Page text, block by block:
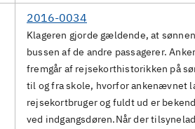
2016-0034
Klageren gjorde gældende, at
bussen af de andre passagerer.
fremgår af rejsekorthistorikken på
til og fra skole, hvorfor ankenævnet
rejsekortbruger og fuldt ud er
ved indgangsdøren.Når der